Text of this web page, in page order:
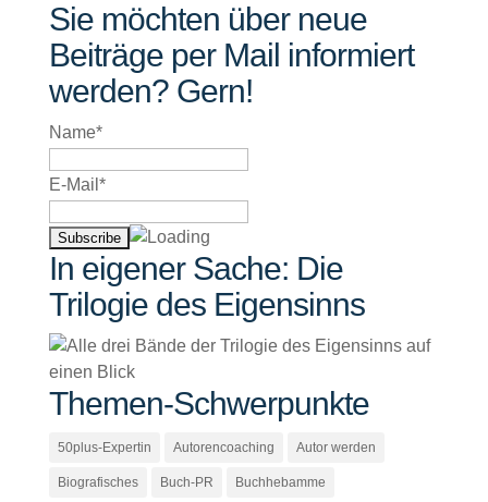
Sie möchten über neue
Beiträge per Mail informiert
werden? Gern!
Name*
E-Mail*
In eigener Sache: Die
Trilogie des Eigensinns
Themen-Schwerpunkte
50plus-Expertin Autorencoaching Autor werden
Biografisches Buch-PR Buchhebamme